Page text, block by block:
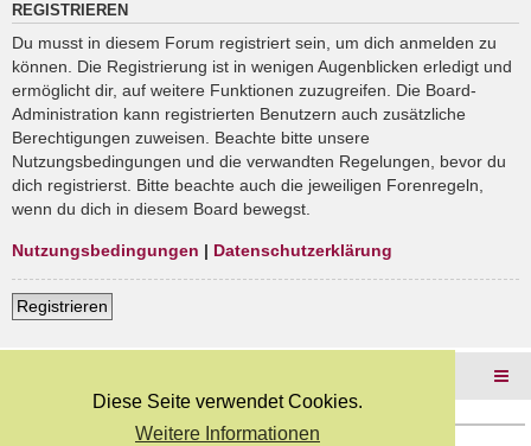
Diese Seite verwendet Cookies.
Weitere Informationen
REGISTRIEREN
Du musst in diesem Forum registriert sein, um dich anmelden zu
können. Die Registrierung ist in wenigen Augenblicken erledigt und
ermöglicht dir, auf weitere Funktionen zuzugreifen. Die Board-
Administration kann registrierten Benutzern auch zusätzliche
Berechtigungen zuweisen. Beachte bitte unsere
Nutzungsbedingungen und die verwandten Regelungen, bevor du
dich registrierst. Bitte beachte auch die jeweiligen Forenregeln,
wenn du dich in diesem Board bewegst.
Nutzungsbedingungen | Datenschutzerklärung
Registrieren